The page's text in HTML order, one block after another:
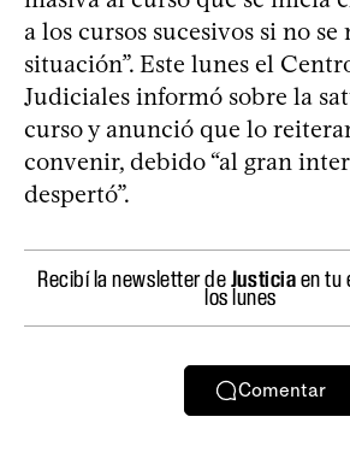
a los cursos sucesivos si no
situación”. Este lunes el
Judiciales informó sobre la
curso y anunció que lo
convenir, debido “al gran
despertó”.
Recibí la newsletter deJusticiaen tu
los lunes
Comentar